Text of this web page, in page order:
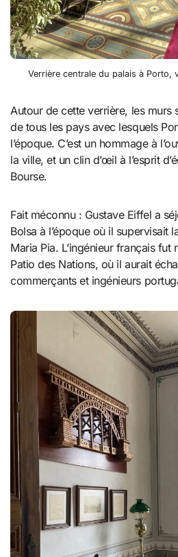
Verrière centrale du palais à Porto,
Autour de cette verrière, les murs
de tous les pays avec lesquels
l’époque. C’est un hommage à
la ville, et un clin d’œil à l’esprit
Bourse.
Fait méconnu : Gustave Eiffel a
Bolsa à l’époque où il supervisait
Maria Pia. L’ingénieur français fut
Patio des Nations, où il aurait
commerçants et ingénieurs